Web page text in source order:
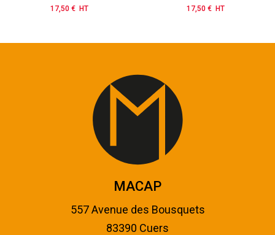
Prix
17,50 € HT Prix
17,50 € HT
MACAP
557 Avenue des Bousquets
83390 Cuers